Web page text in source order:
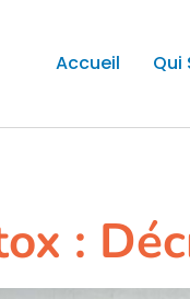
Accueil Qui
: